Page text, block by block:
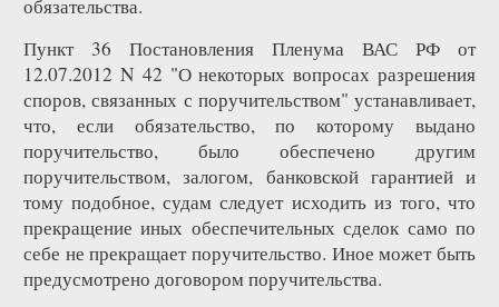
обязательства.
Пункт 36 Постановления Пленума ВАС РФ от
12.07.2012 N 42 "О некоторых вопросах разрешения
споров, связанных с поручительством" устанавливает,
что, если обязательство, по которому выдано
поручительство, было обеспечено другим
поручительством, залогом, банковской гарантией и
тому подобное, судам следует исходить из того, что
прекращение иных обеспечительных сделок само по
себе не прекращает поручительство. Иное может быть
предусмотрено договором поручительства.